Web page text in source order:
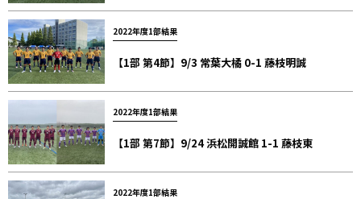
2022年度1部結果
【1部 第4節】9/3 常葉大橘 0-1 藤枝明誠
2022年度1部結果
【1部 第7節】9/24 浜松開誠館 1-1 藤枝東
2022年度1部結果